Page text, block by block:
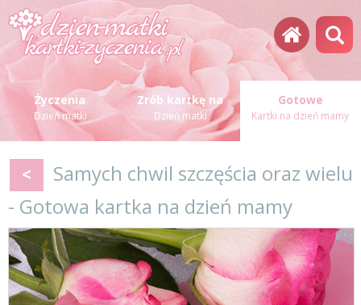
Życzenia
Dzień matki
Zrób kartkę na
Dzień matki
Gotowe
Kartki na dzień mamy
<
Samych chwil szczęścia oraz wielu
- Gotowa kartka na dzień mamy